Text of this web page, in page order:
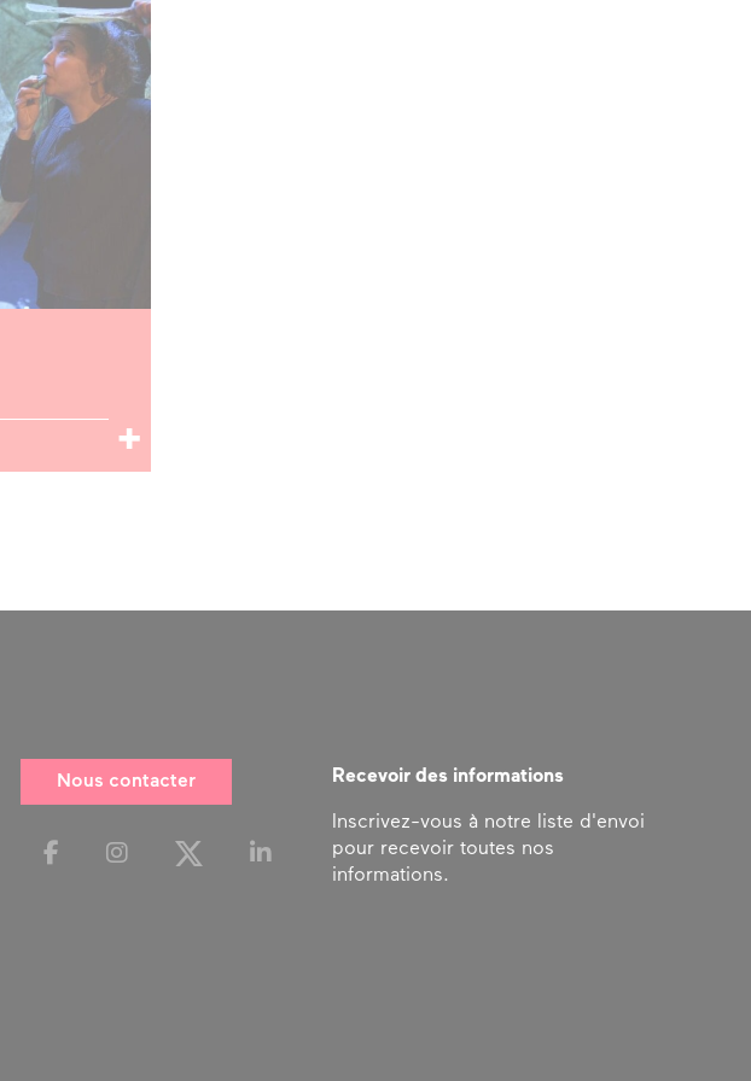
Nous contacter Recevoir des informations
Inscrivez-vous à notre liste d'envoi
pour recevoir toutes nos
informations.